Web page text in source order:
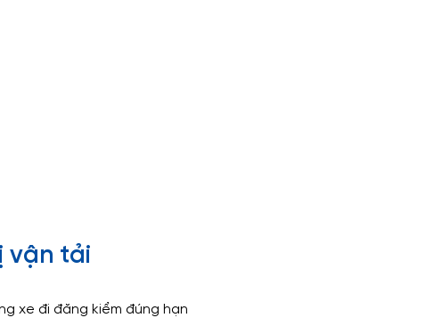
vận tải
xe đi đăng kiểm đúng hạn